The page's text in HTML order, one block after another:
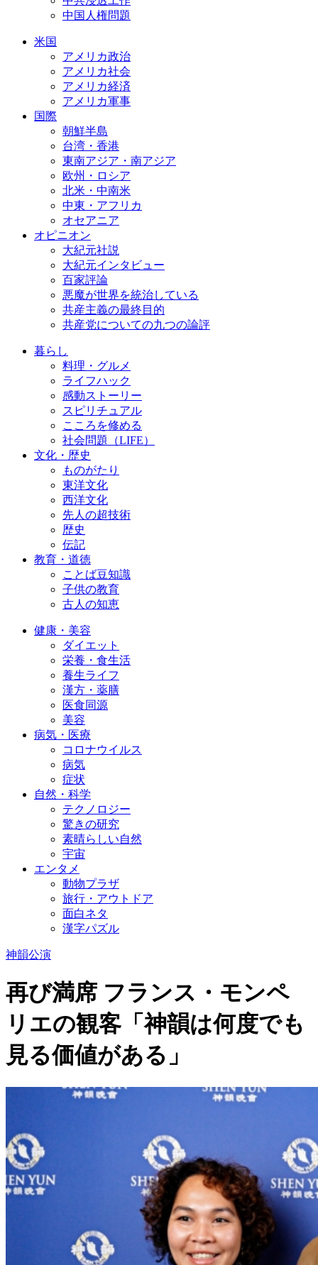
中国人権問題
米国
アメリカ政治
アメリカ社会
アメリカ経済
アメリカ軍事
国際
朝鮮半島
台湾・香港
東南アジア・南アジア
欧州・ロシア
北米・中南米
中東・アフリカ
オセアニア
オピニオン
大紀元社説
大紀元インタビュー
百家評論
悪魔が世界を統治している
共産主義の最終目的
共産党についての九つの論評
暮らし
料理・グルメ
ライフハック
感動ストーリー
スピリチュアル
こころを修める
社会問題（LIFE）
文化・歴史
ものがたり
東洋文化
西洋文化
先人の超技術
歴史
伝記
教育・道徳
ことば豆知識
子供の教育
古人の知恵
健康・美容
ダイエット
栄養・食生活
養生ライフ
漢方・薬膳
医食同源
美容
病気・医療
コロナウイルス
病気
症状
自然・科学
テクノロジー
驚きの研究
素晴らしい自然
宇宙
エンタメ
動物プラザ
旅行・アウトドア
面白ネタ
漢字パズル
神韻公演
再び満席 フランス・モンペ
リエの観客「神韻は何度でも
見る価値がある」